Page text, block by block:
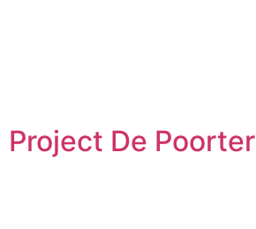
Project De Poorter